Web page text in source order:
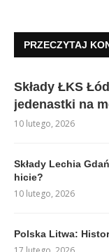
PRZECZYTAJ
Składy ŁKS
jedenastki na
10 lutego, 2026
Składy Lechia
hicie?
10 lutego, 2026
Polska Litwa: